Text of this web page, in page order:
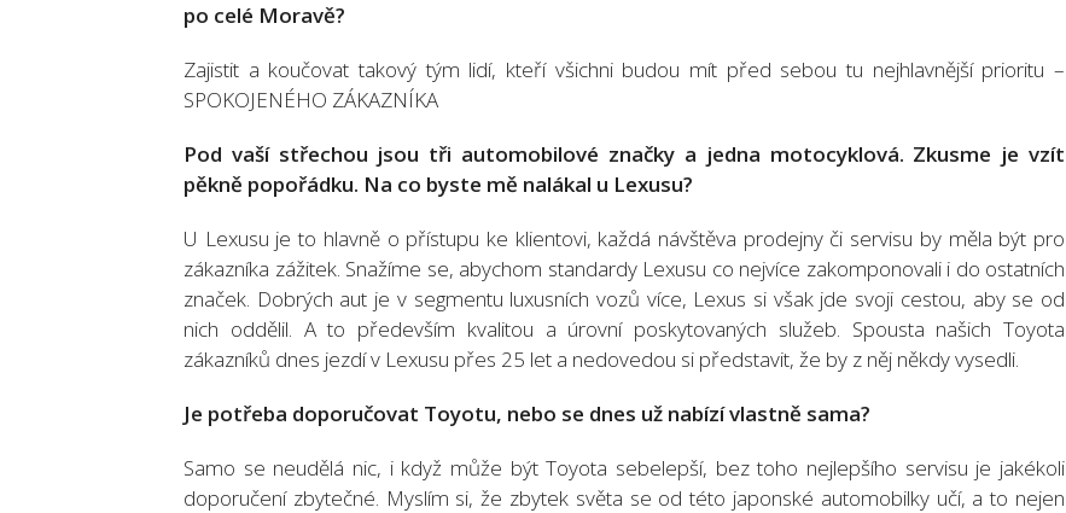
po celé Moravě?
Zajistit a koučovat takový tým lidí, kteří všichni budou mít před sebou tu nejhlavnější prioritu –
SPOKOJENÉHO ZÁKAZNÍKA
Pod vaší střechou jsou tři automobilové značky a jedna motocyklová. Zkusme je vzít
pěkně popořádku. Na co byste mě nalákal u Lexusu?
U Lexusu je to hlavně o přístupu ke klientovi, každá návštěva prodejny či servisu by měla být pro
zákazníka zážitek. Snažíme se, abychom standardy Lexusu co nejvíce zakomponovali i do ostatních
značek. Dobrých aut je v segmentu luxusních vozů více, Lexus si však jde svoji cestou, aby se od
nich oddělil. A to především kvalitou a úrovní poskytovaných služeb. Spousta našich Toyota
zákazníků dnes jezdí v Lexusu přes 25 let a nedovedou si představit, že by z něj někdy vysedli.
Je potřeba doporučovat Toyotu, nebo se dnes už nabízí vlastně sama?
Samo se neudělá nic, i když může být Toyota sebelepší, bez toho nejlepšího servisu je jakékoli
doporučení zbytečné. Myslím si, že zbytek světa se od této japonské automobilky učí, a to nejen